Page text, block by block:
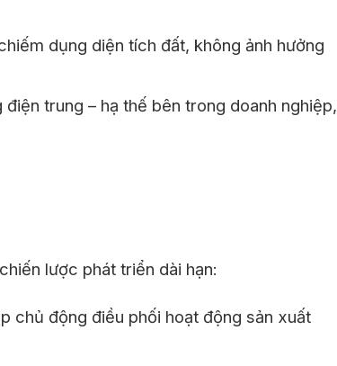
dụng diện tích đất, không ảnh hưởng
trung – hạ thế bên trong doanh nghiệp,
lược phát triển dài hạn:
chủ động điều phối hoạt động sản xuất